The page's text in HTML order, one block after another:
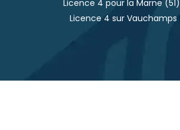
Licence 4 pour la Marne (51)
Licence 4 sur Vauchamps